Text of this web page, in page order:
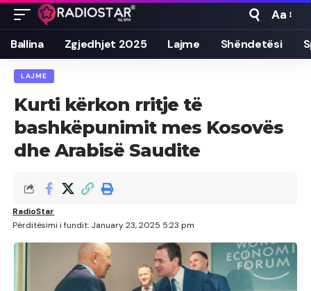
Font
Resizer
Aa
Ballina Zgjedhjet 2025 Lajme Shëndetësi
LAJME
Kurti kërkon rritje të
bashkëpunimit mes Kosovës
dhe Arabisë Saudite
Përditësimi i fundit: January 23, 2025 5:23 pm
RadioStar